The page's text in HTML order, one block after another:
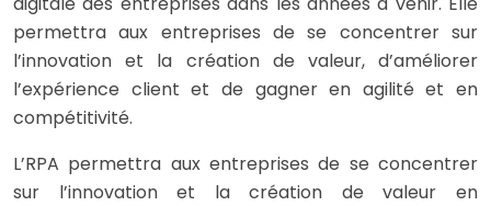
permettra aux entreprises de se concentrer sur
l’innovation et la création de valeur, d’améliorer
l’expérience client et de gagner en agilité et en
compétitivité.
L’RPA permettra aux entreprises de se concentrer
sur l’innovation et la création de valeur en